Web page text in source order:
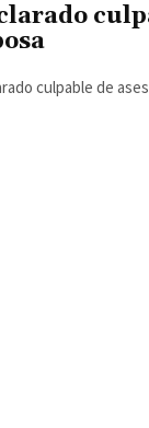
culpable de